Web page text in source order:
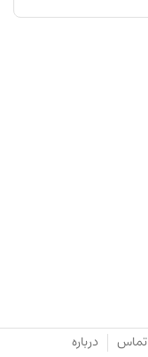
تماس درباره